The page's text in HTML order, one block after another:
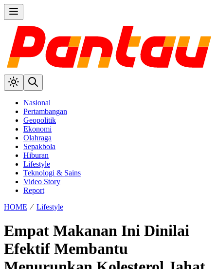
Nasional
Pertambangan
Geopolitik
Ekonomi
Olahraga
Sepakbola
Hiburan
Lifestyle
Teknologi & Sains
Video Story
Report
HOME ⁄ Lifestyle
Empat Makanan Ini Dinilai
Efektif Membantu